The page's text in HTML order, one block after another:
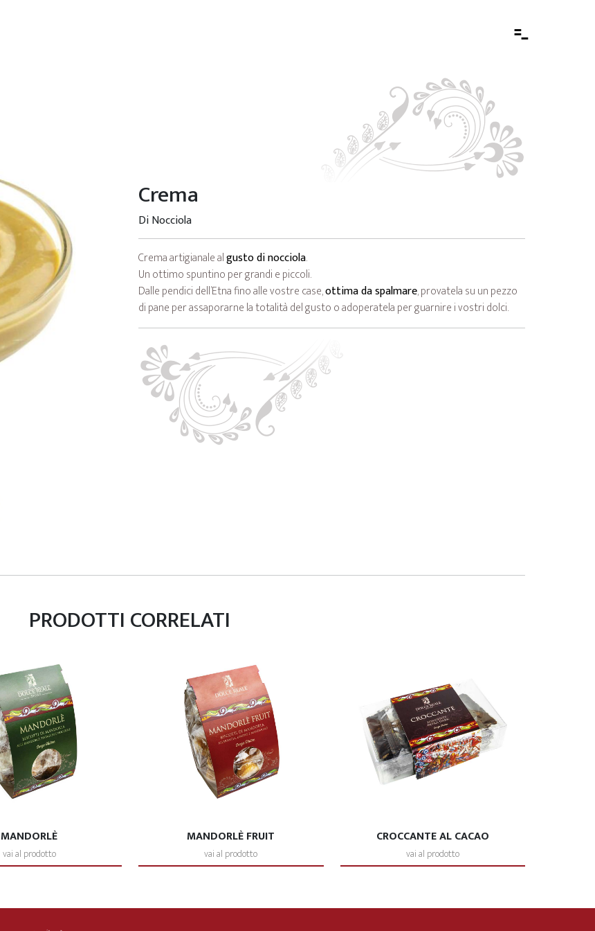
-
-
-
Crema
Di Nocciola
Crema artigianale algusto di nocciola.
Un ottimo spuntino per grandi e piccoli.
Dalle pendici dell’Etna fino alle vostre case,ottima da spalmare, provatela su un pezzo
di pane per assaporarne la totalità del gusto o adoperatela per guarnire i vostri dolci.
PRODOTTI CORRELATI
MANDORLÈ
vai al prodotto
MANDORLÈ FRUIT
vai al prodotto
CROCCANTE AL CACAO
vai al prodotto